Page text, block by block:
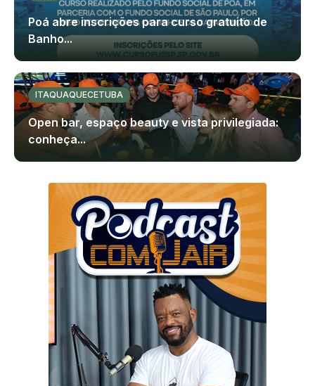
Poá abre inscrições para curso gratuito de
Banho...
ITAQUAQUECETUBA
Open bar, espaço beauty e vista privilegiada:
conheça...